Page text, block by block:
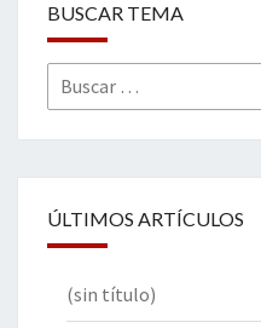
BUSCAR TEMA
Buscar
por:
ÚLTIMOS ARTÍCULOS
(sin título)